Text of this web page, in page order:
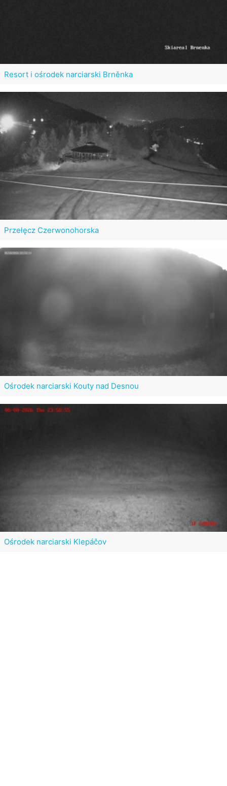
Resort i ośrodek narciarski Brněnka
Przełęcz Czerwonohorska
Ośrodek narciarski Kouty nad Desnou
Ośrodek narciarski Klepáčov